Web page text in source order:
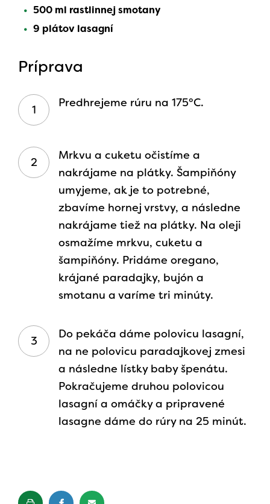
500 ml rastlinnej smotany
9 plátov lasagní
Príprava
Predhrejeme rúru na 175°C.
Mrkvu a cuketu očistíme a
nakrájame na plátky. Šampiňóny
umyjeme, ak je to potrebné,
zbavíme hornej vrstvy, a následne
nakrájame tiež na plátky. Na oleji
osmažíme mrkvu, cuketu a
šampiňóny. Pridáme oregano,
krájané paradajky, bujón a
smotanu a varíme tri minúty.
Do pekáča dáme polovicu lasagní,
na ne polovicu paradajkovej zmesi
a následne lístky baby špenátu.
Pokračujeme druhou polovicou
lasagní a omáčky a pripravené
lasagne dáme do rúry na 25 minút.